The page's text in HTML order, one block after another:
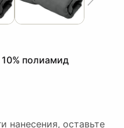
полиамид
нанесения, оставьте